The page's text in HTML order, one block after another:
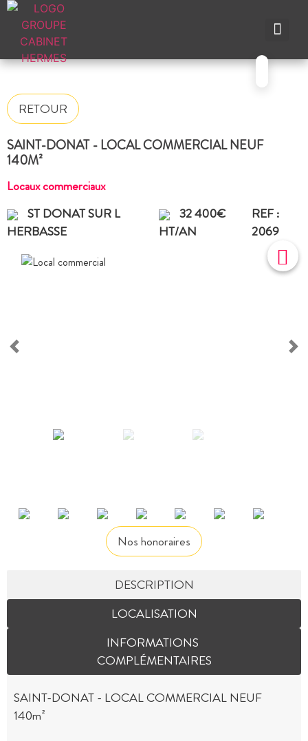
RETOUR
SAINT-DONAT - LOCAL COMMERCIAL NEUF
140M²
Locaux commerciaux
ST DONAT SUR L
HERBASSE
32 400€
HT/AN
REF :
2069
Nos honoraires
DESCRIPTION
LOCALISATION
INFORMATIONS
COMPLÉMENTAIRES
SAINT-DONAT - LOCAL COMMERCIAL NEUF
140m²